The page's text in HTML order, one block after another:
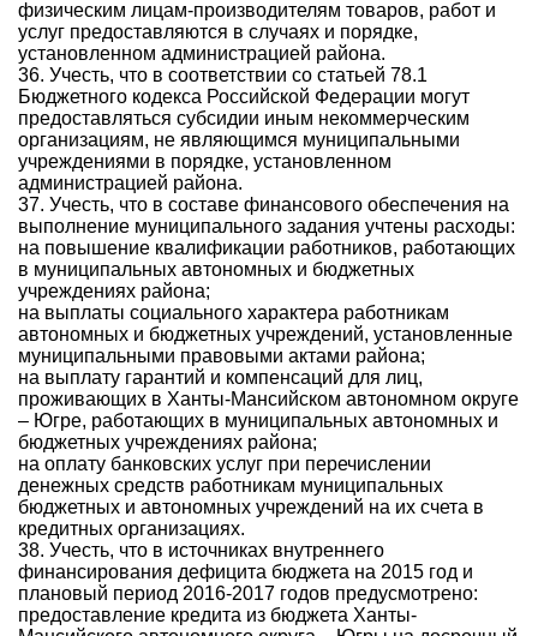
физическим лицам-производителям товаров, работ и
услуг предоставляются в случаях и порядке,
установленном администрацией района.
36. Учесть, что в соответствии со статьей 78.1
Бюджетного кодекса Российской Федерации могут
предоставляться субсидии иным некоммерческим
организациям, не являющимся муниципальными
учреждениями в порядке, установленном
администрацией района.
37. Учесть, что в составе финансового обеспечения на
выполнение муниципального задания учтены расходы:
на повышение квалификации работников, работающих
в муниципальных автономных и бюджетных
учреждениях района;
на выплаты социального характера работникам
автономных и бюджетных учреждений, установленные
муниципальными правовыми актами района;
на выплату гарантий и компенсаций для лиц,
проживающих в Ханты-Мансийском автономном округе
– Югре, работающих в муниципальных автономных и
бюджетных учреждениях района;
на оплату банковских услуг при перечислении
денежных средств работникам муниципальных
бюджетных и автономных учреждений на их счета в
кредитных организациях.
38. Учесть, что в источниках внутреннего
финансирования дефицита бюджета на 2015 год и
плановый период 2016-2017 годов предусмотрено:
предоставление кредита из бюджета Ханты-